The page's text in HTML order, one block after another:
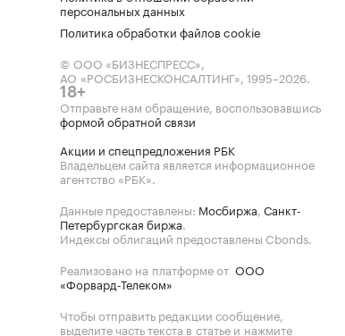
персональных данных
Политика обработки файлов cookie
© ООО «БИЗНЕСПРЕСС»,
АО «РОСБИЗНЕСКОНСАЛТИНГ», 1995–2026.
18+
Отправьте нам обращение, воспользовавшись
формой обратной связи
Акции и спецпредложения РБК
Владельцем сайта является информационное
агентство «РБК».
Данные предоставлены: Мосбиржа, Санкт-
Петербургская биржа.
Индексы облигаций предоставлены Cbonds.
Реализовано на платформе от ООО
«Форвард-Телеком»
Чтобы отправить редакции сообщение,
выделите часть текста в статье и нажмите